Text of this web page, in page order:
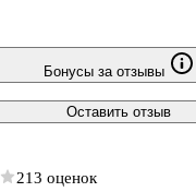
Бонусы за отзывы
Оставить отзыв
213 оценок